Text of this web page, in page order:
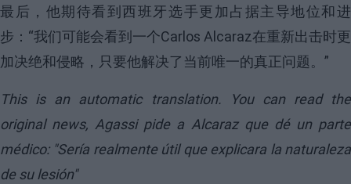
最后，他期待看到西班牙选手更加占据主导地位和进
步：“我们可能会看到一个Carlos Alcaraz在重新出击时更
加决绝和侵略，只要他解决了当前唯一的真正问题。”
This is an automatic translation. You can read the
original news,Agassi pide a Alcaraz que dé un parte
médico: "Sería realmente útil que explicara la naturaleza
de su lesión"